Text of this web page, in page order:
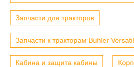
Запчасти для тракторов
Запчасти к тракторам Buhler
Кабина и защита кабины